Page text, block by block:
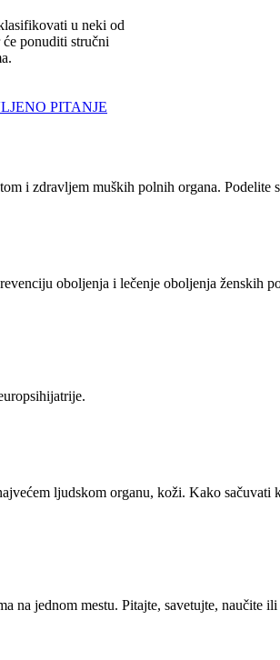
u neki od
ponuditi stručni
PITANJE
i zdravljem muških polnih organa.
oboljenja i lečenje oboljenja ženskih
ljudskom organu, koži. Kako
na jednom mestu. Pitajte, savetujte,